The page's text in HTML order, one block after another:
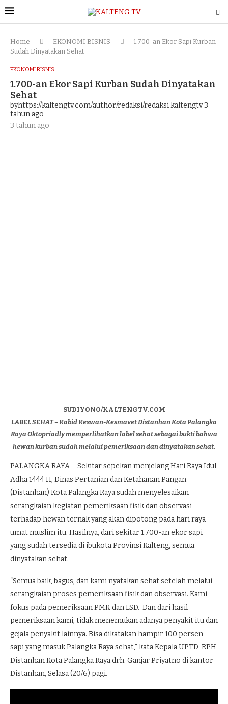
Home EKONOMI BISNIS
1.700-an Ekor Sapi Kurban
Sudah Dinyatakan Sehat
EKONOMI BISNIS
1.700-an Ekor Sapi Kurban Sudah Dinyatakan
Sehat
byhttps://kaltengtv.com/author/redaksi/redaksi kaltengtv3
tahun ago
3 tahun ago
SUDIYONO/KALTENGTV.COM
LABEL SEHAT – Kabid Keswan-Kesmavet Distanhan Kota Palangka
Raya Oktopriadly memperlihatkan label sehat sebagai bukti bahwa
hewan kurban sudah melalui pemeriksaan dan dinyatakan sehat.
PALANGKA RAYA – Sekitar sepekan menjelang Hari Raya Idul
Adha 1444 H, Dinas Pertanian dan Ketahanan Pangan
(Distanhan) Kota Palangka Raya sudah menyelesaikan
serangkaian kegiatan pemeriksaan fisik dan observasi
terhadap hewan ternak yang akan dipotong pada hari raya
umat muslim itu. Hasilnya, dari sekitar 1.700-an ekor sapi
yang sudah tersedia di ibukota Provinsi Kalteng, semua
dinyatakan sehat.
“Semua baik, bagus, dan kami nyatakan sehat setelah melalui
serangkaian proses pemeriksaan fisik dan observasi. Kami
fokus pada pemeriksaan PMK dan LSD. Dan dari hasil
pemeriksaan kami, tidak menemukan adanya penyakit itu dan
gejala penyakit lainnya. Bisa dikatakan hampir 100 persen
sapi yang masuk Palangka Raya sehat,” kata Kepala UPTD-RPH
Distanhan Kota Palangka Raya drh. Ganjar Priyatno di kantor
Distanhan, Selasa (20/6) pagi.